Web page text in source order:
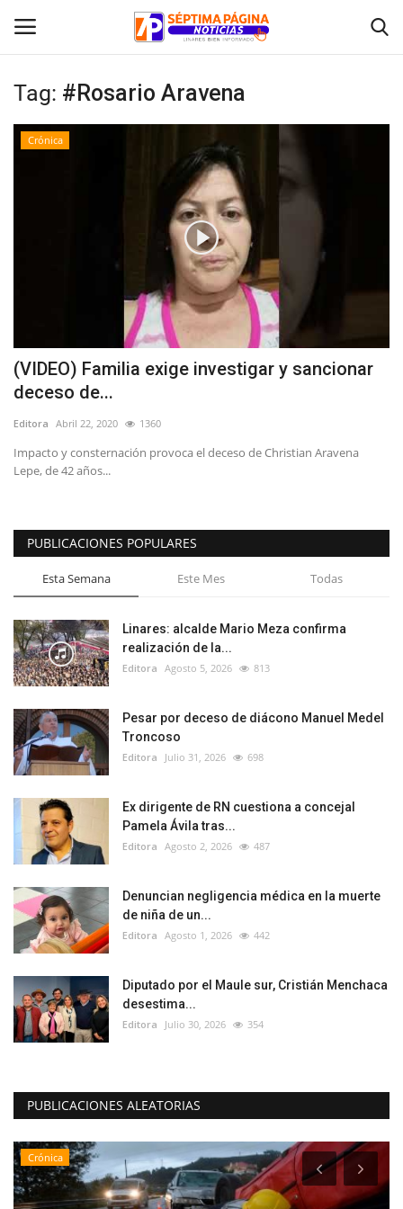
Inicio
Política
Espectáculos
Tag: #Rosario Aravena
Crónica
(VIDEO) Familia exige investigar y sancionar
deceso de...
Editora Abril 22, 2020 1360
Impacto y consternación provoca el deceso de Christian Aravena
Lepe, de 42 años...
PUBLICACIONES POPULARES
Esta Semana Este Mes Todas
Linares: alcalde Mario Meza confirma
realización de la...
Editora Agosto 5, 2026 813
Pesar por deceso de diácono Manuel Medel
Troncoso
Editora Julio 31, 2026 698
Ex dirigente de RN cuestiona a concejal
Pamela Ávila tras...
Editora Agosto 2, 2026 487
Denuncian negligencia médica en la muerte
de niña de un...
Editora Agosto 1, 2026 442
Diputado por el Maule sur, Cristián Menchaca
desestima...
Editora Julio 30, 2026 354
PUBLICACIONES ALEATORIAS
Crónica